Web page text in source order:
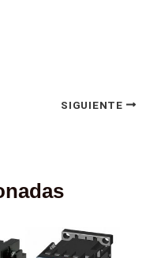
SIGUIENTE